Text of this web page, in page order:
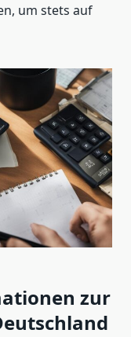
um stets auf
zur